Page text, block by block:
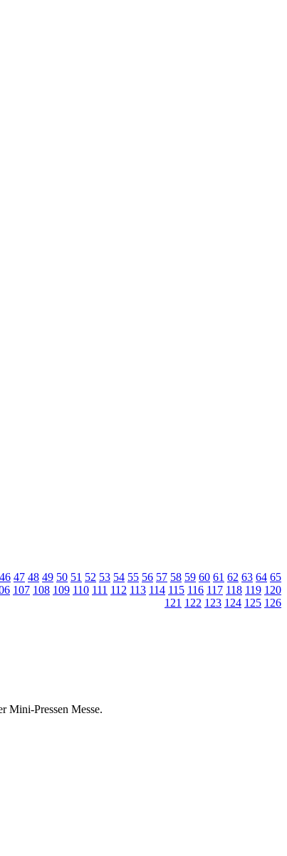
46 47 48 49 50 51 52 53 54 55 56 57 58 59 60 61 62 63 64 65
107 108 109 110 111 112 113 114 115 116 117 118 119 120
121 122 123 124 125 126
Mini-Pressen Messe.